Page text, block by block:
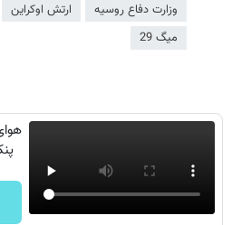
وزارت دفاع روسیه ارتش اوکراین
میگ 29